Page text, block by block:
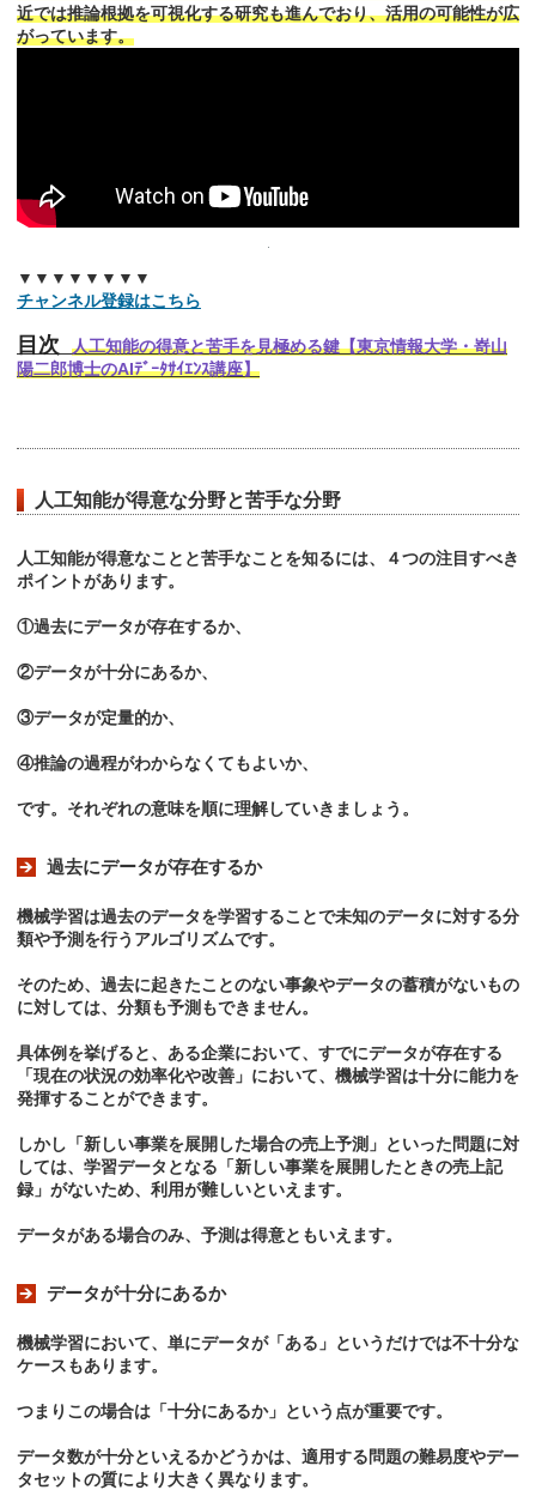
近では推論根拠を可視化する研究も進んでおり、活用の可能性が広
がっています。
▼▼▼▼▼▼▼▼
チャンネル登録はこちら
目次
人工知能の得意と苦手を見極める鍵【東京情報大学・嵜山
陽二郎博士のAIﾃﾞｰﾀｻｲｴﾝｽ講座】
人工知能が得意な分野と苦手な分野
人工知能が得意なことと苦手なことを知るには、４つの注目すべき
ポイントがあります。
①過去にデータが存在するか、
②データが十分にあるか、
③データが定量的か、
④推論の過程がわからなくてもよいか、
です。それぞれの意味を順に理解していきましょう。
過去にデータが存在するか
機械学習は過去のデータを学習することで未知のデータに対する分
類や予測を行うアルゴリズムです。
そのため、過去に起きたことのない事象やデータの蓄積がないもの
に対しては、分類も予測もできません。
具体例を挙げると、ある企業において、すでにデータが存在する
「現在の状況の効率化や改善」において、機械学習は十分に能力を
発揮することができます。
しかし「新しい事業を展開した場合の売上予測」といった問題に対
しては、学習データとなる「新しい事業を展開したときの売上記
録」がないため、利用が難しいといえます。
データがある場合のみ、予測は得意ともいえます。
データが十分にあるか
機械学習において、単にデータが「ある」というだけでは不十分な
ケースもあります。
つまりこの場合は「十分にあるか」という点が重要です。
データ数が十分といえるかどうかは、適用する問題の難易度やデー
タセットの質により大きく異なります。